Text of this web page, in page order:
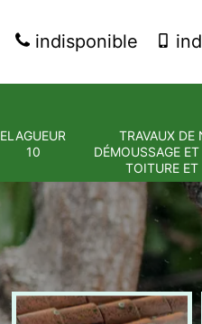
indisponible
ELAGUEUR
10
TRAVAUX DE
DÉMOUSSAGE
TOITURE ET